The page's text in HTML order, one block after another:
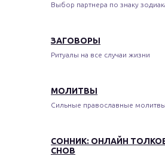
Выбор партнера по знаку
ЗАГОВОРЫ
Ритуалы на все случаи жизни
МОЛИТВЫ
Сильные православные молитвы
СОННИК: ОНЛАЙН
СНОВ